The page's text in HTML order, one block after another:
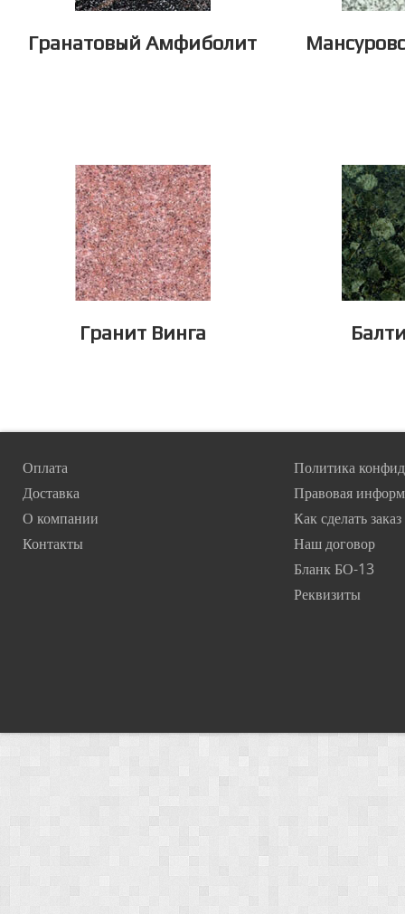
Гранатовый Амфиболит
Гранит Винга
Оплата
Доставка
О компании
Контакты
Политика
Правовая
Как сделать заказ
Наш договор
Бланк БО-13
Реквизиты